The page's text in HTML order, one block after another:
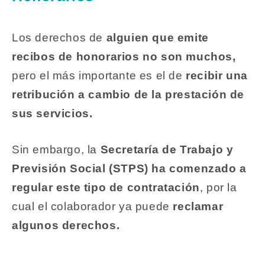
Los derechos de alguien que emite
recibos de honorarios no son muchos,
pero el más importante es el de recibir una
retribución a cambio de la prestación de
sus servicios.
Sin embargo, la Secretaría de Trabajo y
Previsión Social (STPS) ha comenzado a
regular este tipo de contratación, por la
cual el colaborador ya puede reclamar
algunos derechos.